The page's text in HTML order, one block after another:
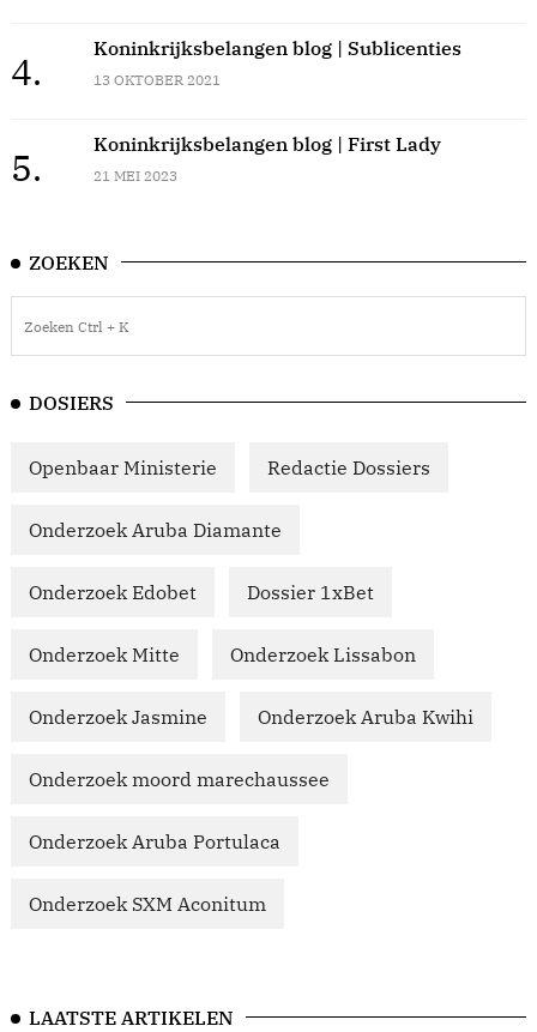
4.
Koninkrijksbelangen blog | Sublicenties
13 OKTOBER 2021
5.
Koninkrijksbelangen blog | First Lady
21 MEI 2023
ZOEKEN
DOSIERS
Openbaar Ministerie Redactie Dossiers
Onderzoek Aruba Diamante
Onderzoek Edobet Dossier 1xBet
Onderzoek Mitte Onderzoek Lissabon
Onderzoek Jasmine Onderzoek Aruba Kwihi
Onderzoek moord marechaussee
Onderzoek Aruba Portulaca
Onderzoek SXM Aconitum
LAATSTE ARTIKELEN